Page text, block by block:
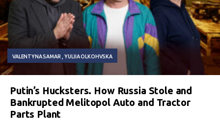
VALENTYNA SAMAR YULIIA OLKOHVSKA
Putin’s Hucksters. How Russia Stole and
Bankrupted Melitopol Auto and Tractor
Parts Plant